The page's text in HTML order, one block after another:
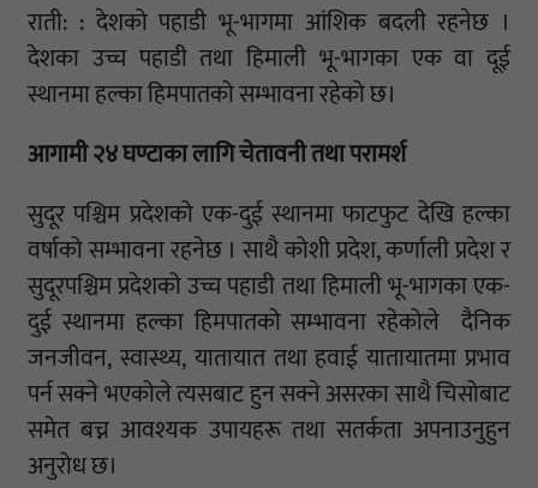
राती: : देशको पहाडी भू-भागमा आंशिक बदली रहनेछ ।
देशका उच्च पहाडी तथा हिमाली भू-भागका एक वा दूई
स्थानमा हल्का हिमपातको सम्भावना रहेको छ।
आगामी २४ घण्टाका लागि चेतावनी तथा परामर्श
सुदूर पश्चिम प्रदेशको एक-दुई स्थानमा फाटफुट देखि हल्का
वर्षाको सम्भावना रहनेछ । साथै कोशी प्रदेश, कर्णाली प्रदेश र
सुदूरपश्चिम प्रदेशको उच्च पहाडी तथा हिमाली भू-भागका एक-
दुई स्थानमा हल्का हिमपातको सम्भावना रहेकोले दैनिक
जनजीवन, स्वास्थ्य, यातायात तथा हवाई यातायातमा प्रभाव
पर्न सक्ने भएकोले त्यसबाट हुन सक्ने असरका साथै चिसोबाट
समेत बच्न आवश्यक उपायहरू तथा सतर्कता अपनाउनुहुन
अनुरोध छ।